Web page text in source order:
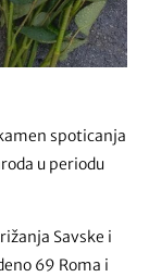
spoticanja
u periodu
Savske i
69 Roma i